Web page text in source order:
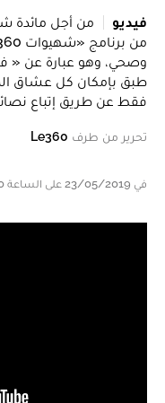
فيديو
من أجل مائدة
وصحي، وهو عبارة عن «
طبق بإمكان كل عشاق
فقط عن طريق إتباع
تحرير من طرف Le360
في 23/05/2019 على الساعة 15:20